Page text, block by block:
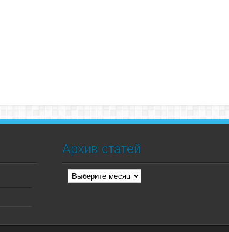
Архив статей
Архив
статей